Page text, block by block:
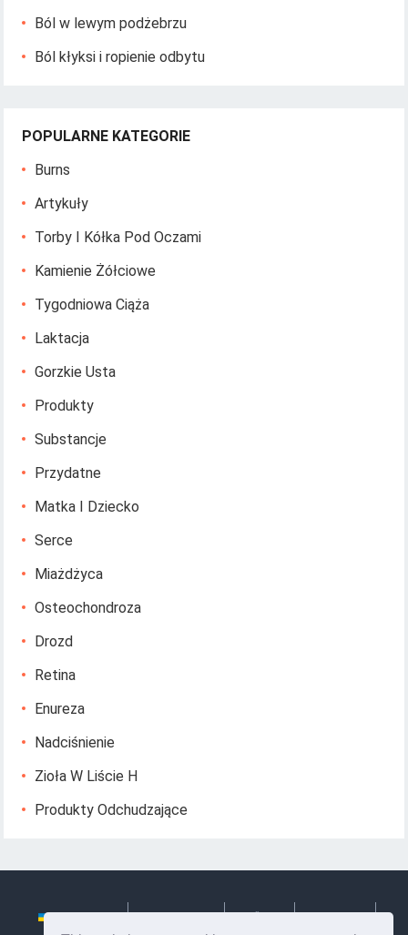
Ból w lewym podżebrzu
Ból kłyksi i ropienie odbytu
POPULARNE KATEGORIE
Burns
Artykuły
Torby I Kółka Pod Oczami
Kamienie Żółciowe
Tygodniowa Ciąża
Laktacja
Gorzkie Usta
Produkty
Substancje
Przydatne
Matka I Dziecko
Serce
Miażdżyca
Osteochondroza
Drozd
Retina
Enureza
Nadciśnienie
Zioła W Liście H
Produkty Odchudzające